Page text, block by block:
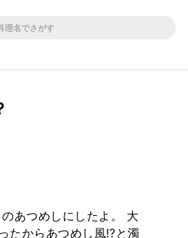
あつめしにしたよ。 大
たからあつめし風⁉️と濁